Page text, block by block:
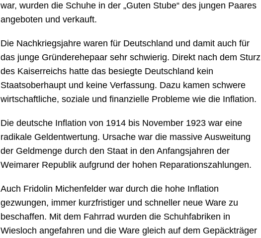
war, wurden die Schuhe in der „Guten Stube“ des jungen Paares
angeboten und verkauft.
Die Nachkriegsjahre waren für Deutschland und damit auch für
das junge Gründerehepaar sehr schwierig. Direkt nach dem Sturz
des Kaiserreichs hatte das besiegte Deutschland kein
Staatsoberhaupt und keine Verfassung. Dazu kamen schwere
wirtschaftliche, soziale und finanzielle Probleme wie die Inflation.
Die deutsche Inflation von 1914 bis November 1923 war eine
radikale Geldentwertung. Ursache war die massive Ausweitung
der Geldmenge durch den Staat in den Anfangsjahren der
Weimarer Republik aufgrund der hohen Reparationszahlungen.
Auch Fridolin Michenfelder war durch die hohe Inflation
gezwungen, immer kurzfristiger und schneller neue Ware zu
beschaffen. Mit dem Fahrrad wurden die Schuhfabriken in
Wiesloch angefahren und die Ware gleich auf dem Gepäckträger